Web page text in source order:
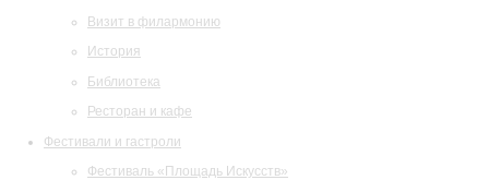
Визит в филармонию
История
Библиотека
Ресторан и кафе
Фестивали и гастроли
Фестиваль «Площадь Искусств»